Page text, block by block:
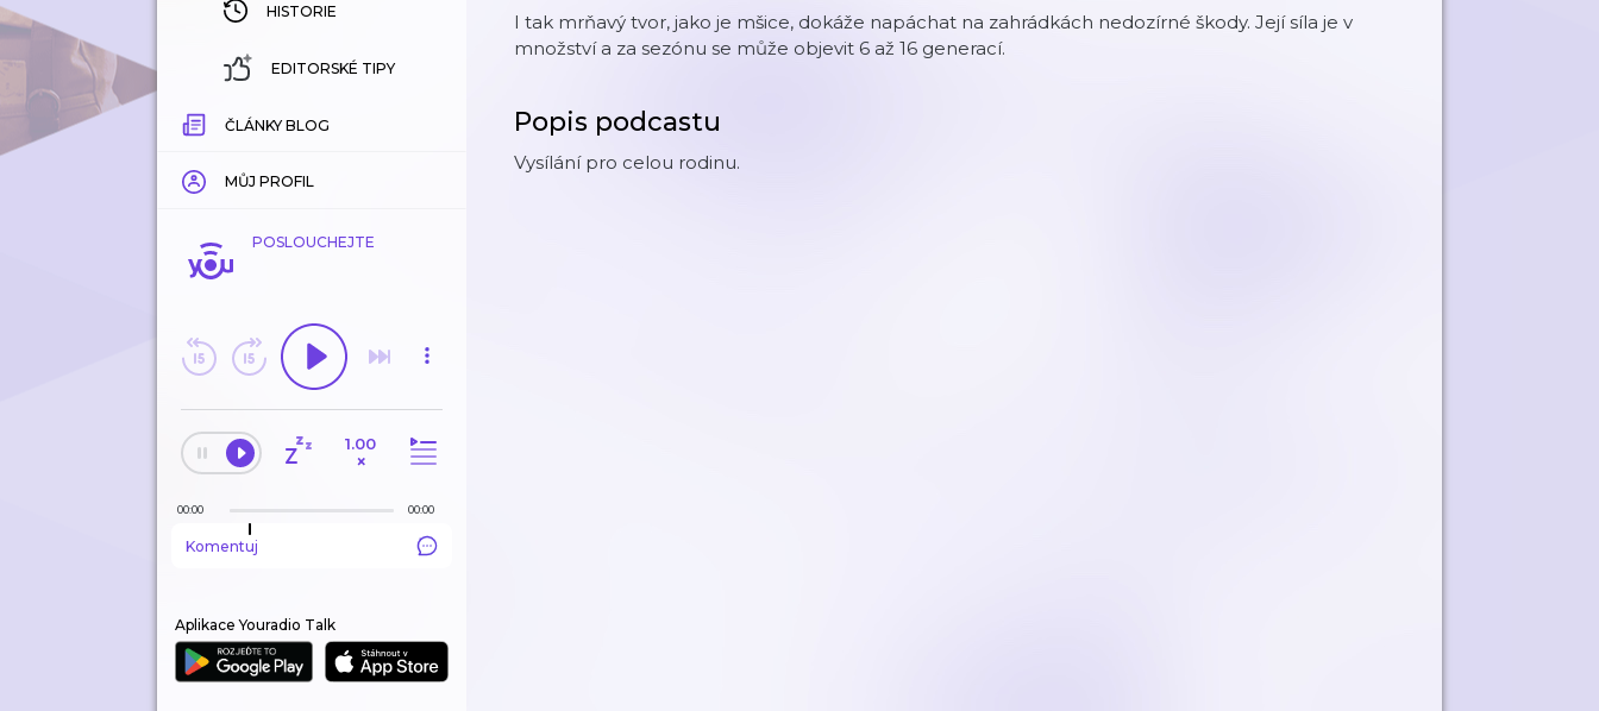
HISTORIE
EDITORSKÉ TIPY
ČLÁNKY BLOG
MŮJ PROFIL
POSLOUCHEJTE
1.00
×
00:00 00:00
Komentuj
Aplikace Youradio Talk
I tak mrňavý tvor, jako je mšice, dokáže napáchat na zahrádkách nedozírné škody. Její síla je v
množství a za sezónu se může objevit 6 až 16 generací.
Popis podcastu
Vysílání pro celou rodinu.